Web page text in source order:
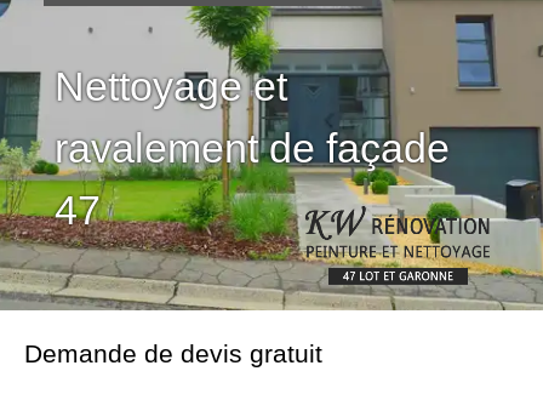
Nettoyage et
ravalement de façade
47
Demande de devis gratuit